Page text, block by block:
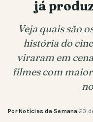
já
Veja quais são
história do
viraram em
filmes com
Por Notícias da Semana·23